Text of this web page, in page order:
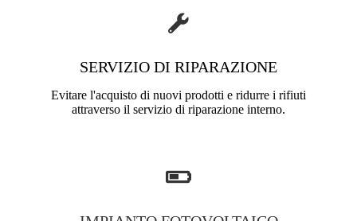
SERVIZIO DI RIPARAZIONE
Evitare l'acquisto di nuovi prodotti e ridurre i rifiuti
attraverso il servizio di riparazione interno.